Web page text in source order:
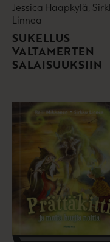
Jessica Haapkylä,
Linnea
SUKELLUS
VALTAMERTEN
SALAISUUKSIIN